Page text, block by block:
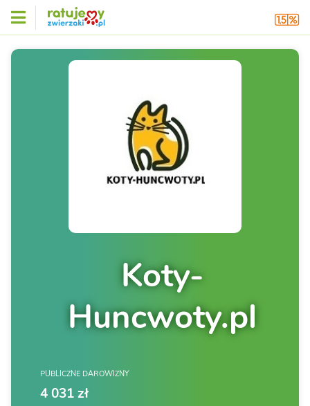
Koty-
Huncwoty.pl
PUBLICZNE DAROWIZNY
4 031 zł